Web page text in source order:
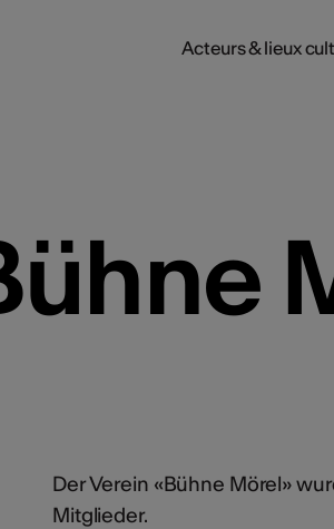
Acteurs & lieux
Der Verein «Bühne Mörel»
Mitglieder.